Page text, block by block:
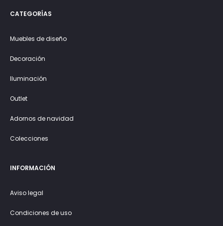
CATEGORÍAS
Muebles de diseño
Decoración
Iluminación
Outlet
Adornos de navidad
Colecciones
INFORMACIÓN
Aviso legal
Condiciones de uso